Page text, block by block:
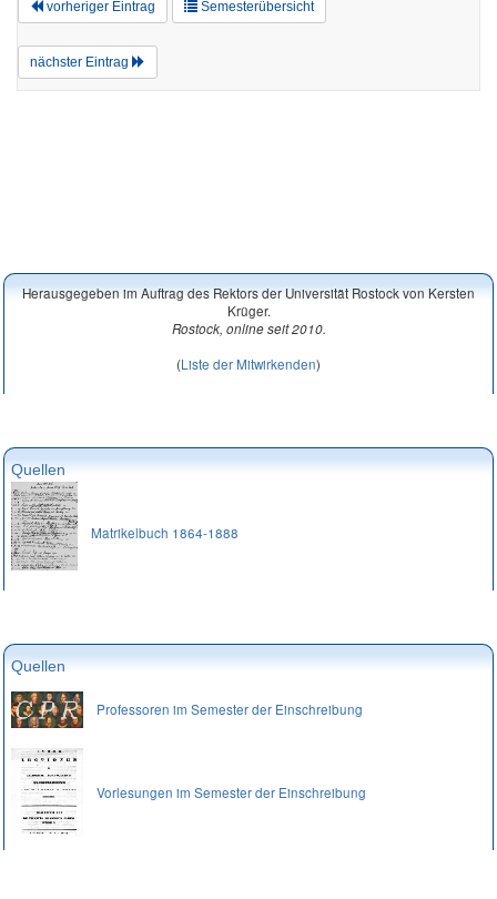
vorheriger Eintrag Semesterübersicht
nächster Eintrag
Herausgegeben im Auftrag des Rektors der Universität Rostock von Kersten
Krüger.
Rostock, online seit 2010.
(Liste der Mitwirkenden)
Quellen
Matrikelbuch 1864-1888
Quellen
Professoren im Semester der Einschreibung
Vorlesungen im Semester der Einschreibung